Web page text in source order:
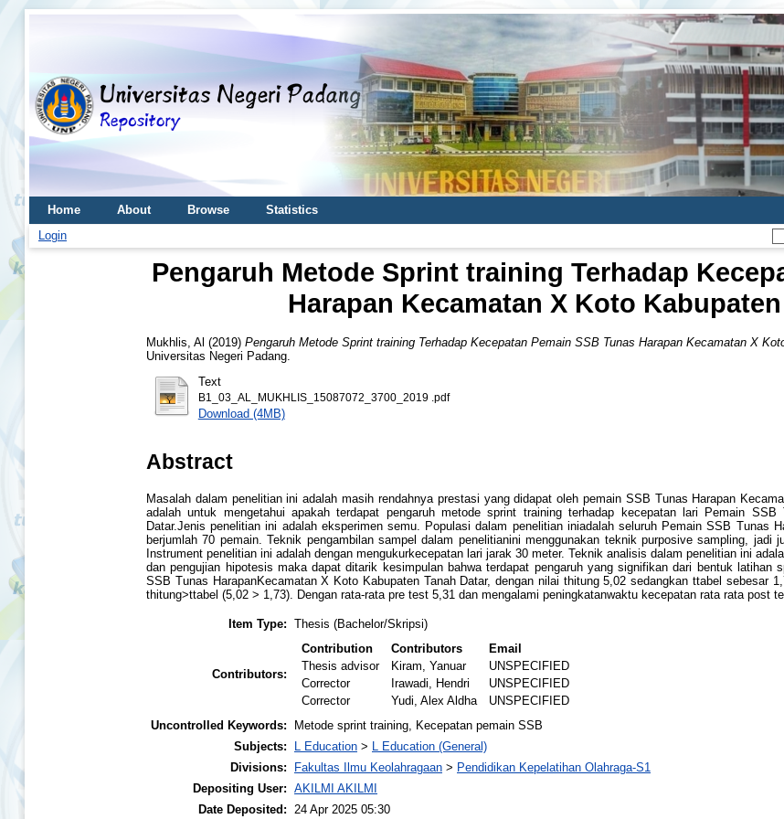
Home About Browse
Statistics
Login
Pengaruh Metode Sprint training Terhadap
Harapan Kecamatan X Koto
Mukhlis, Al (2019) Pengaruh Metode Sprint training Terhadap Kecepatan Pemain SSB Tunas Harapan Kecamatan X
Universitas Negeri Padang.
Text
B1_03_AL_MUKHLIS_15087072_3700_2019 .pdf
Download (4MB)
Abstract
Masalah dalam penelitian ini adalah masih rendahnya prestasi yang didapat oleh pemain SSB Tunas Harapan
adalah untuk mengetahui apakah terdapat pengaruh metode sprint training terhadap kecepatan lari Pemain
Datar.Jenis penelitian ini adalah eksperimen semu. Populasi dalam penelitian iniadalah seluruh Pemain SSB Tunas
berjumlah 70 pemain. Teknik pengambilan sampel dalam penelitianini menggunakan teknik purposive sampling, jadi
Instrument penelitian ini adalah dengan mengukurkecepatan lari jarak 30 meter. Teknik analisis dalam penelitian ini
dan pengujian hipotesis maka dapat ditarik kesimpulan bahwa terdapat pengaruh yang signifikan dari bentuk latihan
SSB Tunas HarapanKecamatan X Koto Kabupaten Tanah Datar, dengan nilai thitung 5,02 sedangkan ttabel sebesar
thitung>ttabel (5,02 > 1,73). Dengan rata-rata pre test 5,31 dan mengalami peningkatanwaktu kecepatan rata rata post
Item Type: Thesis (Bachelor/Skripsi)
Contributors:
Contribution Contributors
Email
Thesis advisor
Kiram, Yanuar
UNSPECIFIED
Corrector
Irawadi, Hendri
UNSPECIFIED
Corrector
Yudi, Alex Aldha
UNSPECIFIED
Uncontrolled Keywords:
Metode sprint training, Kecepatan pemain SSB
Subjects:
L Education > L Education (General)
Divisions:
Fakultas Ilmu Keolahragaan > Pendidikan Kepelatihan Olahraga-S1
Depositing User: AKILMI AKILMI
Date Deposited: 24 Apr 2025 05:30